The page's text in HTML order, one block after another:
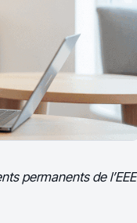
permanents de l’EEE